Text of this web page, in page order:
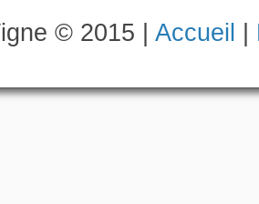
© 2015 | Accueil